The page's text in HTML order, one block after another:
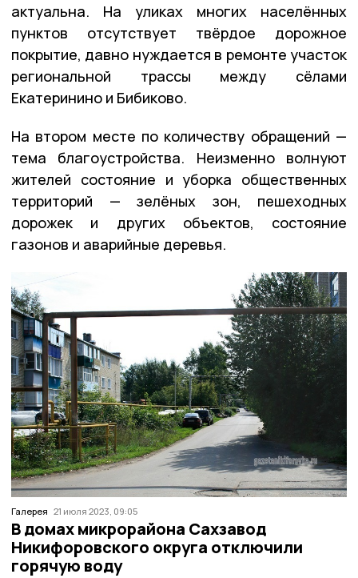
актуальна. На уликах многих населённых
пунктов отсутствует твёрдое дорожное
покрытие, давно нуждается в ремонте участок
региональной трассы между сёлами
Екатеринино и Бибиково.
На втором месте по количеству обращений —
тема благоустройства. Неизменно волнуют
жителей состояние и уборка общественных
территорий — зелёных зон, пешеходных
дорожек и других объектов, состояние
газонов и аварийные деревья.
Галерея 21 июля 2023, 09:05
В домах микрорайона Сахзавод
Никифоровского округа отключили
горячую воду